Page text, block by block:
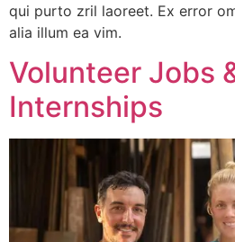
qui purto zril laoreet. Ex error
alia illum ea vim.
Volunteer Jobs
Internships